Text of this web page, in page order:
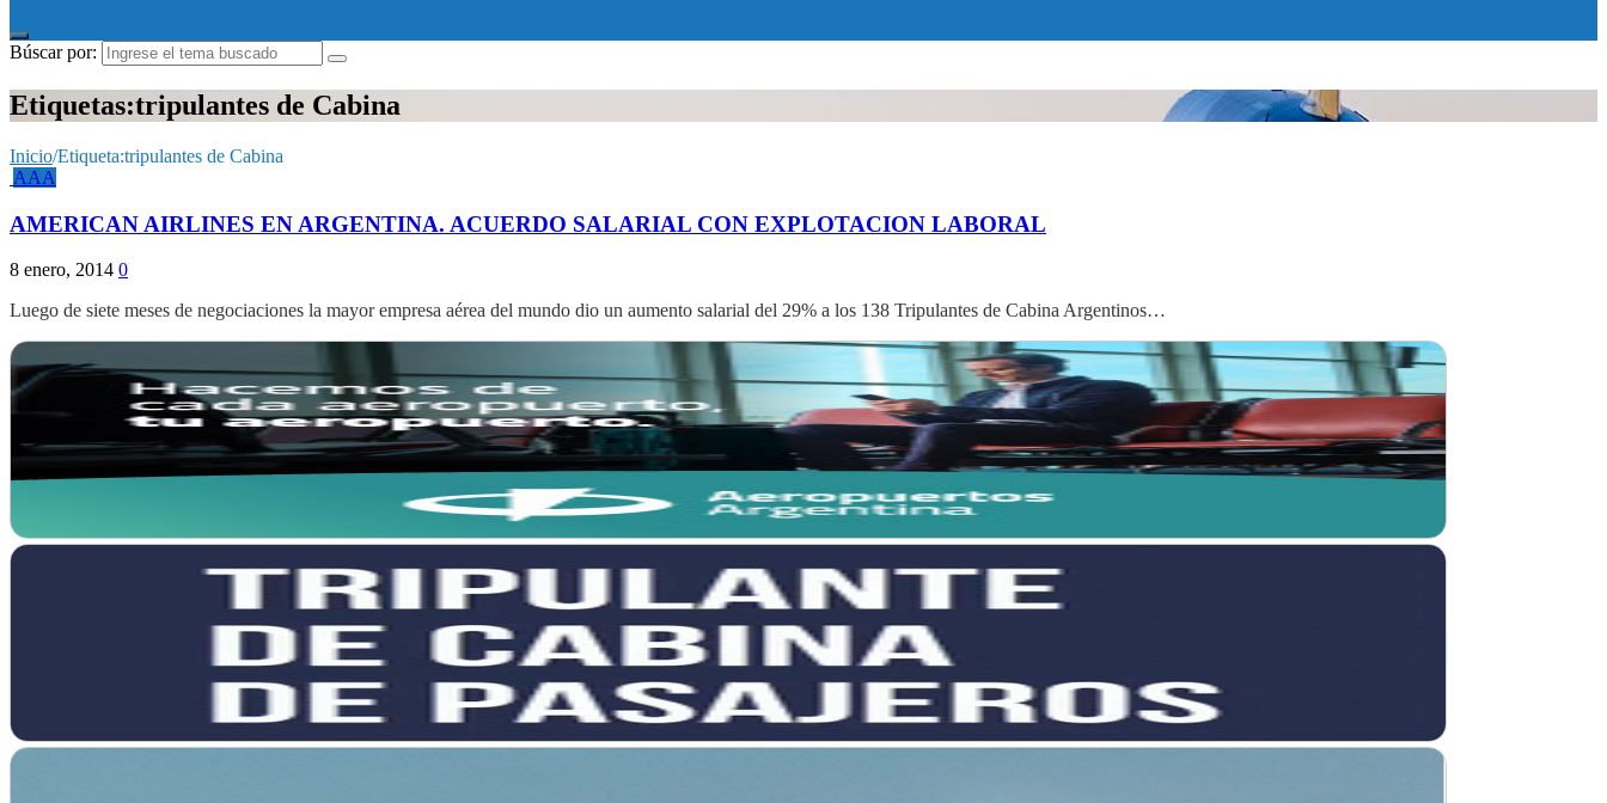
Búscar por:
Etiquetas:tripulantes de Cabina
Inicio/Etiqueta:tripulantes de Cabina
AAA
AMERICAN AIRLINES EN ARGENTINA. ACUERDO SALARIAL CON EXPLOTACION LABORAL
8 enero, 2014 0
Luego de siete meses de negociaciones la mayor empresa aérea del mundo dio un aumento salarial del 29% a los 138 Tripulantes de Cabina Argentinos…